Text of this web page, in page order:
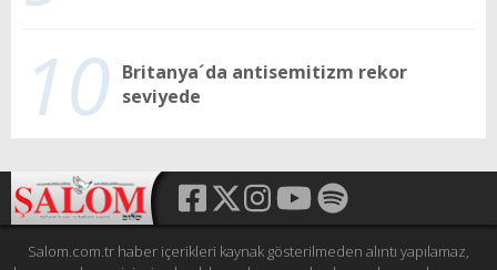
10 Britanya´da antisemitizm rekor
seviyede
Salom.com.tr haber içerikleri kaynak gösterilmeden alıntı yapılamaz,